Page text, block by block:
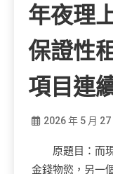
年夜理
保證性
項目連
2026 年 5 月 27
原題目：而
金錢物慾，另一